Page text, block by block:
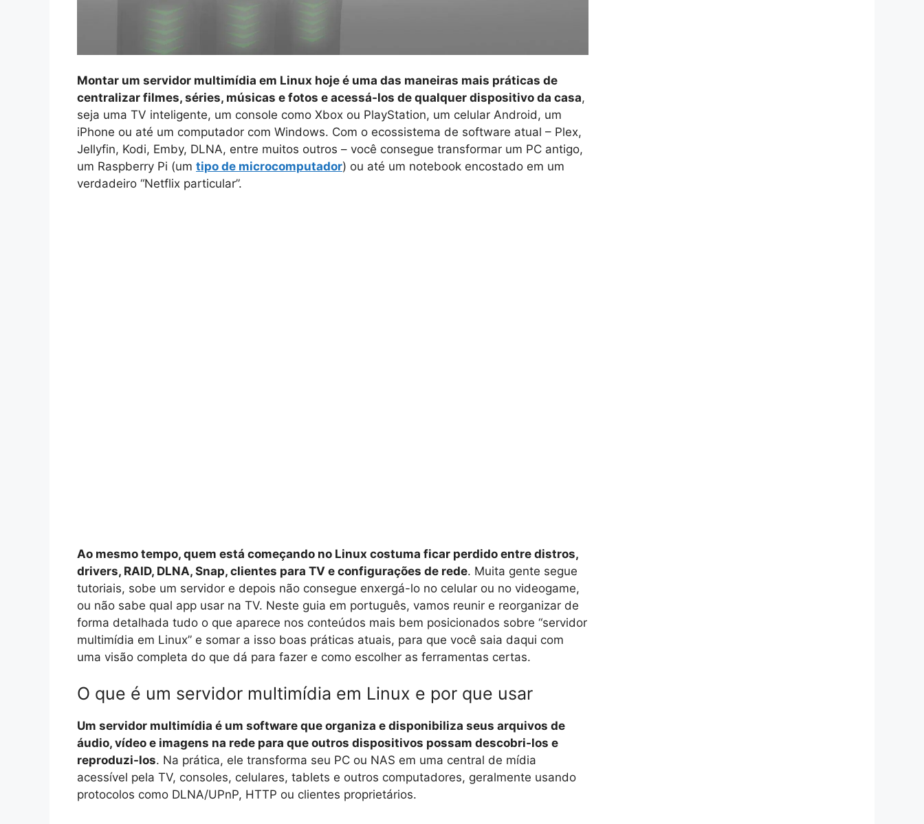
Montar um servidor multimídia em Linux hoje é uma das maneiras mais práticas de
centralizar filmes, séries, músicas e fotos e acessá-los de qualquer dispositivo da casa,
seja uma TV inteligente, um console como Xbox ou PlayStation, um celular Android, um
iPhone ou até um computador com Windows. Com o ecossistema de software atual – Plex,
Jellyfin, Kodi, Emby, DLNA, entre muitos outros – você consegue transformar um PC antigo,
um Raspberry Pi (um tipo de microcomputador) ou até um notebook encostado em um
verdadeiro “Netflix particular”.
Ao mesmo tempo, quem está começando no Linux costuma ficar perdido entre distros,
drivers, RAID, DLNA, Snap, clientes para TV e configurações de rede. Muita gente segue
tutoriais, sobe um servidor e depois não consegue enxergá-lo no celular ou no videogame,
ou não sabe qual app usar na TV. Neste guia em português, vamos reunir e reorganizar de
forma detalhada tudo o que aparece nos conteúdos mais bem posicionados sobre “servidor
multimídia em Linux” e somar a isso boas práticas atuais, para que você saia daqui com
uma visão completa do que dá para fazer e como escolher as ferramentas certas.
O que é um servidor multimídia em Linux e por que usar
Um servidor multimídia é um software que organiza e disponibiliza seus arquivos de
áudio, vídeo e imagens na rede para que outros dispositivos possam descobri-los e
reproduzi-los. Na prática, ele transforma seu PC ou NAS em uma central de mídia
acessível pela TV, consoles, celulares, tablets e outros computadores, geralmente usando
protocolos como DLNA/UPnP, HTTP ou clientes proprietários.